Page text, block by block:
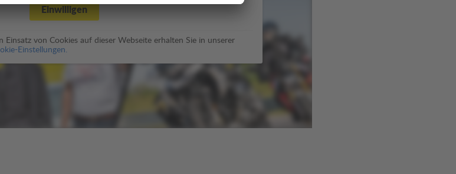
Einwilligen
von Cookies auf dieser Webseite erhalten Sie in unserer
Einstellungen.